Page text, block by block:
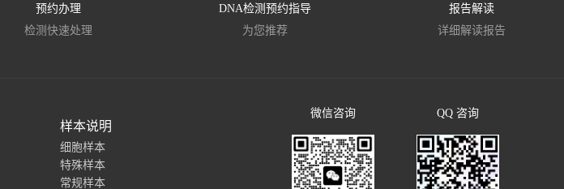
预约办理
检测快速处理
DNA检测预约指导
为您推荐
报告解读
详细解读报告
样本说明
细胞样本
特殊样本
常规样本
微信咨询 QQ 咨询